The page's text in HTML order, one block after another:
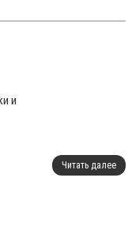
и
Читать далее